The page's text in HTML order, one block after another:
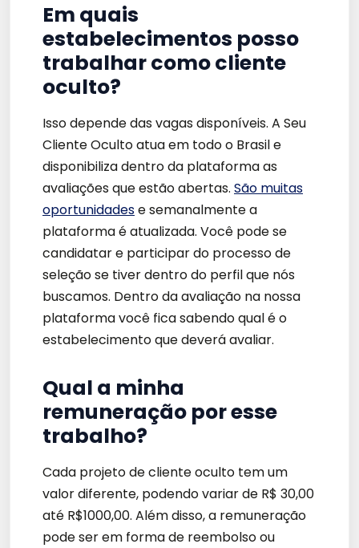
Em quais
estabelecimentos posso
trabalhar como cliente
oculto?
Isso depende das vagas disponíveis. A Seu
Cliente Oculto atua em todo o Brasil e
disponibiliza dentro da plataforma as
avaliações que estão abertas. São muitas
oportunidadese semanalmente a
plataforma é atualizada. Você pode se
candidatar e participar do processo de
seleção se tiver dentro do perfil que nós
buscamos. Dentro da avaliação na nossa
plataforma você fica sabendo qual é o
estabelecimento que deverá avaliar.
Qual a minha
remuneração por esse
trabalho?
Cada projeto de cliente oculto tem um
valor diferente, podendo variar de R$ 30,00
até R$1000,00. Além disso, a remuneração
pode ser em forma de reembolso ou